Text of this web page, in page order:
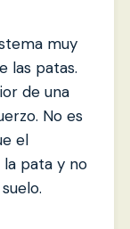
muy
las patas.
de una
No es
el
pata y no